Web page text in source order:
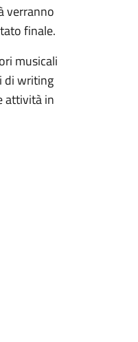
verranno
finale.
musicali
di writing
attività in